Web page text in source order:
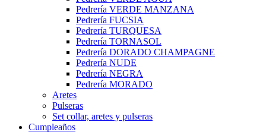
Pedrería VERDE MANZANA
Pedrería FUCSIA
Pedrería TURQUESA
Pedrería TORNASOL
Pedrería DORADO CHAMPAGNE
Pedrería NUDE
Pedrería NEGRA
Pedrería MORADO
Aretes
Pulseras
Set collar, aretes y pulseras
Cumpleaños